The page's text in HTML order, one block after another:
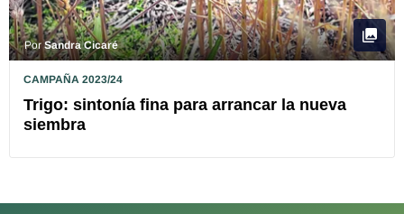
PorSandra Cicaré
CAMPAÑA 2023/24
Trigo: sintonía fina para arrancar la nueva
siembra